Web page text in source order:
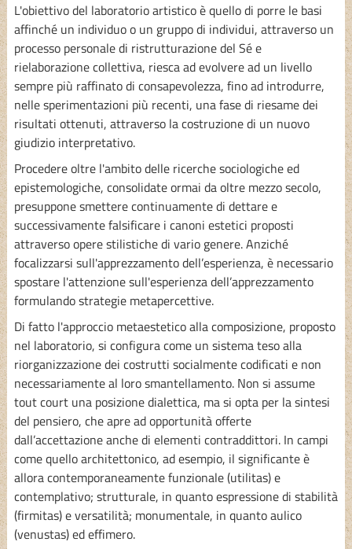
L'obiettivo del laboratorio artistico è quello di porre le basi
affinché un individuo o un gruppo di individui, attraverso un
processo personale di ristrutturazione del Sé e
rielaborazione collettiva, riesca ad evolvere ad un livello
sempre più raffinato di consapevolezza, fino ad introdurre,
nelle sperimentazioni più recenti, una fase di riesame dei
risultati ottenuti, attraverso la costruzione di un nuovo
giudizio interpretativo.
Procedere oltre l'ambito delle ricerche sociologiche ed
epistemologiche, consolidate ormai da oltre mezzo secolo,
presuppone smettere continuamente di dettare e
successivamente falsificare i canoni estetici proposti
attraverso opere stilistiche di vario genere. Anziché
focalizzarsi sull'apprezzamento dell’esperienza, è necessario
spostare l'attenzione sull'esperienza dell’apprezzamento
formulando strategie metapercettive.
Di fatto l'approccio metaestetico alla composizione, proposto
nel laboratorio, si configura come un sistema teso alla
riorganizzazione dei costrutti socialmente codificati e non
necessariamente al loro smantellamento. Non si assume
tout court una posizione dialettica, ma si opta per la sintesi
del pensiero, che apre ad opportunità offerte
dall’accettazione anche di elementi contraddittori. In campi
come quello architettonico, ad esempio, il significante è
allora contemporaneamente funzionale (utilitas) e
contemplativo; strutturale, in quanto espressione di stabilità
(firmitas) e versatilità; monumentale, in quanto aulico
(venustas) ed effimero.